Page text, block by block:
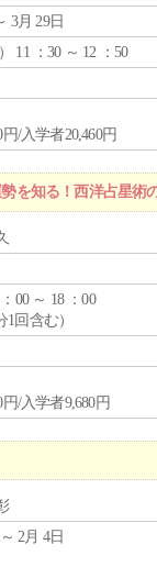
3月 29日
） 11 ：30 ～ 12 ：50
円/入学者20,460円
を知る！西洋占星術
00 ～ 18 ：00
1回含む）
円/入学者9,680円
2月 4日